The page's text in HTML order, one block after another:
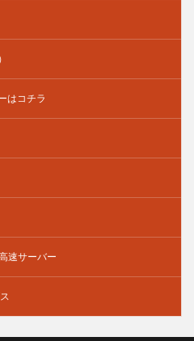
はコチラ
速サーバー